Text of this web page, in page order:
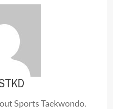
Sports Taekwondo.